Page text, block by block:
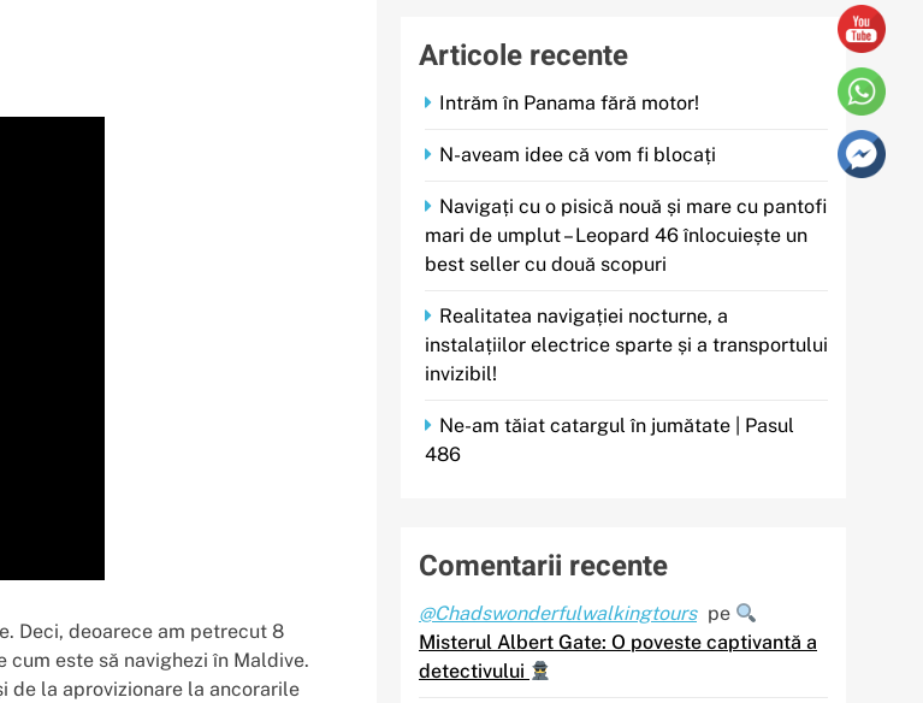
Deci, deoarece am petrecut 8
este să navighezi în Maldive.
de la aprovizionare la ancorarile
Articole recente
Intrăm în Panama fără motor!
N-aveam idee că vom fi blocați
Navigați cu o pisică nouă și mare cu pantofi
mari de umplut – Leopard 46 înlocuiește un
best seller cu două scopuri
Realitatea navigației nocturne, a
instalațiilor electrice sparte și a transportului
invizibil!
Ne-am tăiat catargul în jumătate | Pasul
486
Comentarii recente
@Chadswonderfulwalkingtours pe
Misterul Albert Gate: O poveste captivantă a
detectivului